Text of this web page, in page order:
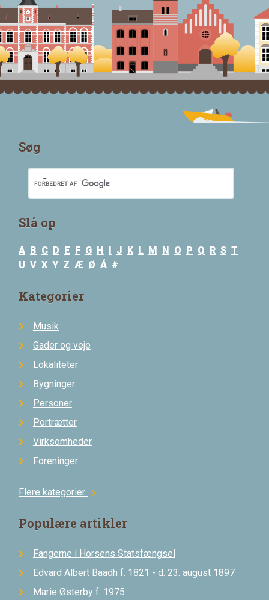
Søg
Slå op
A B C D E F G H I J K L M N O P Q R S T
U V X Y Z Æ Ø Å #
Kategorier
Musik
Gader og veje
Lokaliteter
Bygninger
Personer
Portrætter
Virksomheder
Foreninger
Flere kategorier chevron_right
Populære artikler
Fangerne i Horsens Statsfængsel
Edvard Albert Baadh f. 1821 - d. 23. august 1897
Marie Østerby f. 1975